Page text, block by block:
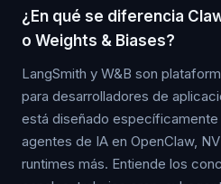
¿En qué se diferencia
o Weights & Biases?
LangSmith y W&B son
para desarrolladores de
está diseñado
agentes de IA en OpenClaw,
runtimes más. Entiende los